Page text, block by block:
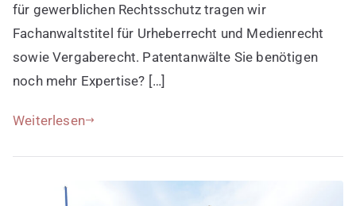
für gewerblichen Rechtsschutz tragen wir
Fachanwaltstitel für Urheberrecht und Medienrecht
sowie Vergaberecht. Patentanwälte Sie benötigen
noch mehr Expertise? […]
Weiterlesen